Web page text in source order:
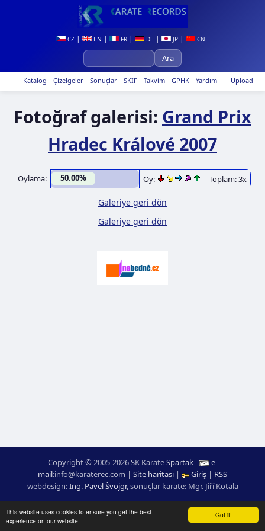
Got it!
This website uses cookies to ensure you get the best
experience on our website.
CZ | EN | FR | DE | JP | CN
Upload
Katalog Çizelgeler Sonuçlar SKIF Takvim GPHK Yardım
Fotoğraf galerisi: Grand Prix
Hradec Králové 2007
Oylama: 50.00% Oy: Toplam: 3x
Galeriye geri dön
Galeriye geri dön
Copyright © 2005-2026 SK KarateSpartak-
e-
mail:moc.ceretarak@ofni | Site haritası | Giriş | RSS
webdesign:Ing. Pavel Švojgr,sonuçlar karate: Mgr. Jiří Kotala